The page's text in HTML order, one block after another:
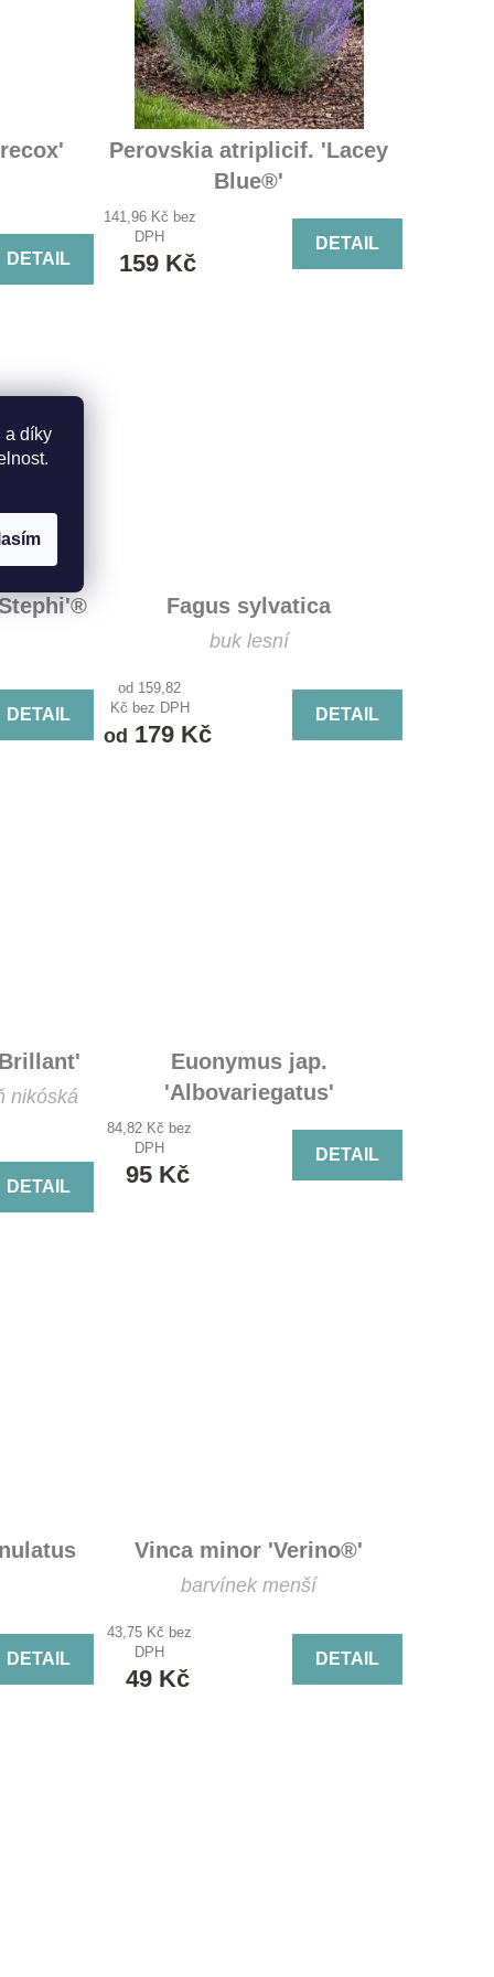
a díky
DETAIL
Perovskia atriplicif. 'Lacey
Blue®'
perovskie lebedolistá 'Lacey
141,96 Kč bez
DPH
159 Kč
DETAIL
DETAIL
Fagus sylvatica
buk lesní
od 159,82
Kč bez DPH
od 179 Kč
DETAIL
nikóská
DETAIL
Euonymus jap.
'Albovariegatus'
Brslen japonský 'Albovariegatus'
84,82 Kč bez
DPH
95 Kč
DETAIL
DETAIL
Vinca minor 'Verino®'
barvínek menší
43,75 Kč bez
DPH
49 Kč
DETAIL